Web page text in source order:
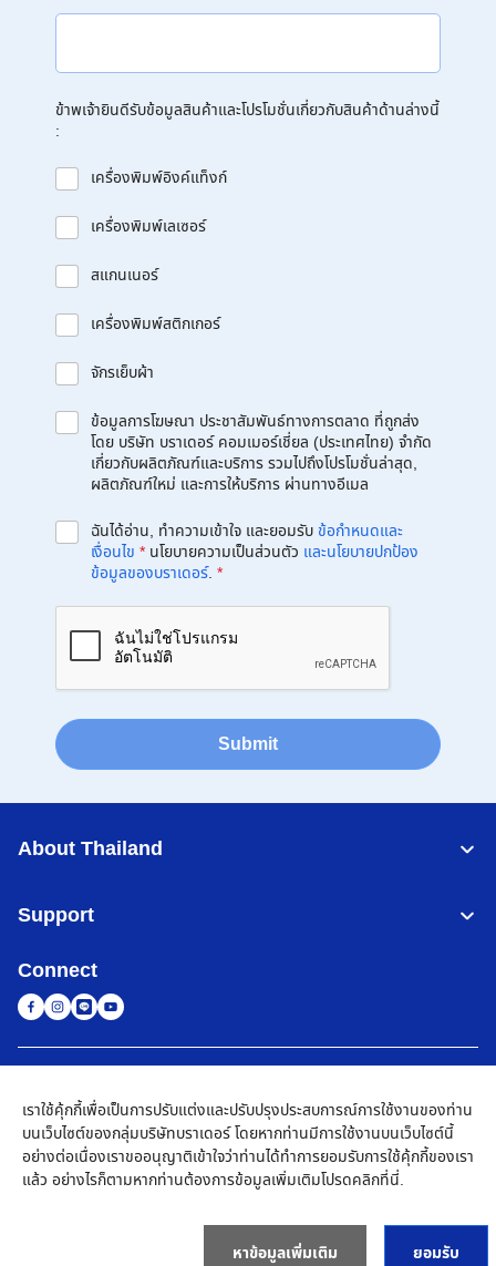
ข้าพเจ้ายินดีรับข้อมูลสินค้าและโปรโมชั่นเกี่ยวกับสินค้าด้านล่างนี้
:
เครื่องพิมพ์อิงค์แท็งก์
เครื่องพิมพ์เลเซอร์
สแกนเนอร์
เครื่องพิมพ์สติกเกอร์
จักรเย็บผ้า
ข้อมูลการโฆษณา ประชาสัมพันธ์ทางการตลาด ที่ถูกส่ง
โดย บริษัท บราเดอร์ คอมเมอร์เชี่ยล (ประเทศไทย) จำกัด
เกี่ยวกับผลิตภัณฑ์และบริการ รวมไปถึงโปรโมชั่นล่าสุด,
ผลิตภัณฑ์ใหม่ และการให้บริการ ผ่านทางอีเมล
ฉันได้อ่าน, ทำความเข้าใจ และยอมรับข้อกำหนดและ
เงื่อนไข * นโยบายความเป็นส่วนตัว และนโยบายปกป้อง
ข้อมูลของบราเดอร์. *
Submit
About Thailand
Support
Connect
นโยบายความเป็นส่วนตัว เงื่อนไขการใช้งาน แผนผังเว็บไซต์ ไปที่โกลบอลไซต์
©2026BROTHER COMMERCIAL (THAILAND) LTD. All Rights
Reserved
เราใช้คุ้กกี้เพื่อเป็นการปรับแต่งและปรับปรุงประสบการณ์การใช้งานของท่าน
บนเว็บไซต์ของกลุ่มบริษัทบราเดอร์ โดยหากท่านมีการใช้งานบนเว็บไซต์นี้
อย่างต่อเนื่องเราขออนุญาติเข้าใจว่าท่านได้ทำการยอมรับการใช้คุ้กกี้ของเรา
แล้ว อย่างไรก็ตามหากท่านต้องการข้อมูลเพิ่มเติมโปรดคลิกที่นี่.
หาข้อมูลเพิ่มเติม ยอมรับ